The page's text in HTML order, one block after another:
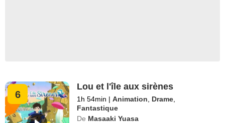
6
Lou et l'île aux sirènes
1h 54min | Animation Drame
Fantastique
De Masaaki Yuasa